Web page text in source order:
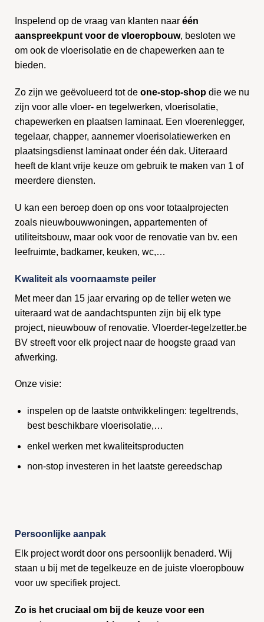
Inspelend op de vraag van klanten naar één
aanspreekpunt voor de vloeropbouw, besloten we
om ook de vloerisolatie en de chapewerken aan te
bieden.
Zo zijn we geëvolueerd tot de one-stop-shop die we nu
zijn voor alle vloer- en tegelwerken, vloerisolatie,
chapewerken en plaatsen laminaat. Een vloerenlegger,
tegelaar, chapper, aannemer vloerisolatiewerken en
plaatsingsdienst laminaat onder één dak. Uiteraard
heeft de klant vrije keuze om gebruik te maken van 1 of
meerdere diensten.
U kan een beroep doen op ons voor totaalprojecten
zoals nieuwbouwwoningen, appartementen of
utiliteitsbouw, maar ook voor de renovatie van bv. een
leefruimte, badkamer, keuken, wc,…
Kwaliteit als voornaamste peiler
Met meer dan 15 jaar ervaring op de teller weten we
uiteraard wat de aandachtspunten zijn bij elk type
project, nieuwbouw of renovatie. Vloerder-tegelzetter.be
BV streeft voor elk project naar de hoogste graad van
afwerking.
Onze visie:
inspelen op de laatste ontwikkelingen: tegeltrends,
best beschikbare vloerisolatie,…
enkel werken met kwaliteitsproducten
non-stop investeren in het laatste gereedschap
Persoonlijke aanpak
Elk project wordt door ons persoonlijk benaderd. Wij
staan u bij met de tegelkeuze en de juiste vloeropbouw
voor uw specifiek project.
Zo is het cruciaal om bij de keuze voor een